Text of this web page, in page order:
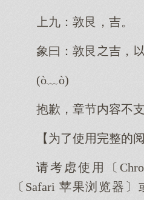
九：敦艮，吉。
象曰：敦艮吉，
(ò﹏ò)
抱歉，章节内容不
【为了使用完整的
请考虑使用〔
〔Safari 苹果浏览器